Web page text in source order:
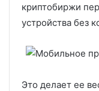
криптобиржи
устройства без
Это делает ее